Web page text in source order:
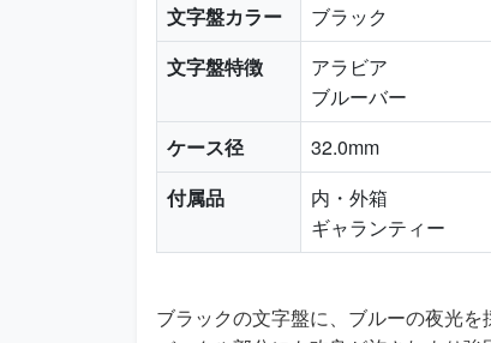
文字盤カラー
ブラック
文字盤特徴
アラビア
ブルーバー
ケース径
32.0mm
付属品
内・外箱
ギャランティー
ブラックの文字盤に、ブルーの夜光を